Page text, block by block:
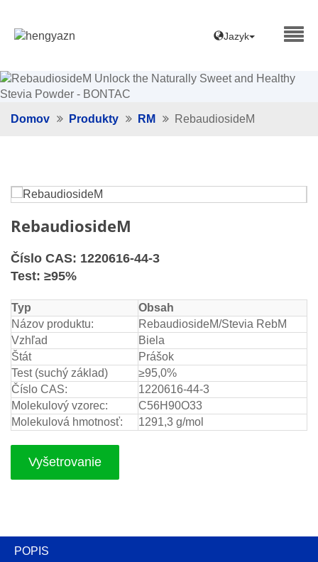
Jazyk
Domov Produkty RM RebaudiosideM
RebaudiosideM
Číslo CAS: 1220616-44-3
Test: ≥95%
Typ
Obsah
Názov produktu:
RebaudiosideM/Stevia RebM
Vzhľad
Biela
Štát
Prášok
Test (suchý základ)
≥95,0%
Číslo CAS:
1220616-44-3
Molekulový vzorec:
C56H90O33
Molekulová hmotnosť:
1291,3 g/mol
Vyšetrovanie
POPIS